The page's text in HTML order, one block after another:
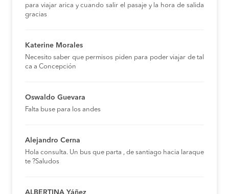
para viajar arica y cuando salir el pasaje y la hora de salida
gracias
Katerine Morales
Necesito saber que permisos piden para poder viajar de tal
ca a Concepción
Oswaldo Guevara
Falta buse para los andes
Alejandro Cerna
Hola consulta. Un bus que parta , de santiago hacia laraque
te ?Saludos
ALBERTINA Yáñez